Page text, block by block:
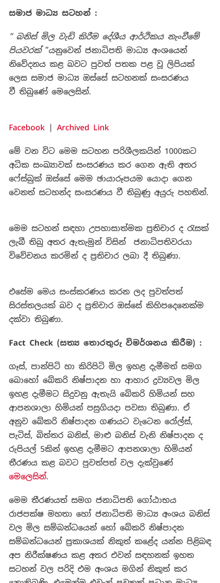
සමාජ මාධ්‍ය සටහන් :
“ බනිස් මිල වැඩි කිරීම දේශීය ආර්ථිකය නැංවීමේ
පියවරක් ”යනුවෙන් ජනාධිපති මාධ්‍ය අංශයෙන්
නිවේදනය කළ බවට පුවත් පතක පළ වූ ලිපියක්
ලෙස සමාජ මාධ්‍ය ඔස්සේ සටහනක් සංසරණය
වී තිබුණේ මෙලෙසින්.
Facebook| Archived Link
මේ වන විට මෙම සටහන පරිශීලකයින් 1000කට
අධික සංඛ්‍යාවක් සංසරණය කර ගෙන ඇති අතර
ෆේස්බුක් ඔස්සේ මෙම ඡායාරූපයම යොදා ගෙන
වෙනත් සටහන්ද සංසරණය වී තිබු‍ණු අයුරු පහතින්.
මෙම සටහන් සඳහා උපහාසාත්මක ප්‍රතිචාර ද රැසක්
ලැබී තිබු අතර ඇතැමුන් විසින් ජනාධිපතිවරයා
විවේචනය කරමින් ද ප්‍රතිචාර ලබා දී තිබුණා.
එසේම මෙය සංස්කරණය කරන ලද පුවත්පත්
සිරස්තලයක් බව ද ප්‍රතිචාර ඔස්සේ කිහිපදෙනෙක්ම
දක්වා තිබුණා.
Fact Check (සත්‍ය තොරතුරු විමර්ශනය කිරීම) :
ගෑස්, පාන්පිටි හා කිරිපිටි මිල ඉහළ දැමීමත් සමග
බොහෝ බේකරි නිෂ්පාදන හා ආහාර ද්‍රව්‍යවල මිල
ඉහළ දැමීමට සිදුවනු ඇතැයි බේකරි හිමියන් සහ
ආපනශාලා හිමියන් පසුගියදා පවසා තිබුණා. ඒ
අනුව බේකරි නිෂ්පාදන ගණයට වැටෙන රෝල්ස්,
පැටිස්, බිත්තර බනිස්, මාළු බනිස් වැනි නිෂ්පාදන ද
රුපියල් 5කින් ඉහළ දැමීමට ආපනශාලා හිමියන්
තීරණය කළ බවට පුවත්පත් වල දැක්වුණේ
මෙලෙසින්.
මෙම තීරණයත් සමග ජනාධිපති ගෝඨාභය
රාජපක්ෂ මහතා හෝ ජනාධිපති මාධ්‍ය අංශය බනිස්
වල මිල සම්බන්ධයෙන් හෝ බේකරි නිෂ්පාදන
සම්බන්ධයෙන් ප්‍රකාශයක් නිකුත් කළේද යන්න පිළිබඳ
අප නිරීක්ෂණය කළ අතර එවන් සඳහනක් ඉහත
සටහන් වල පරිදි එම අංශය මගින් නිකුත් කර